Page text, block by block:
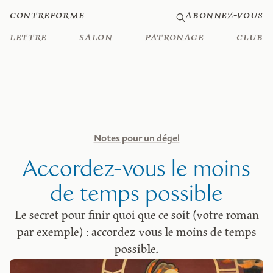
Contreforme
Lettre
Salon Patronage Club
Abonnez-vous
Notes pour un dégel
Accordez-vous le moins
de temps possible
Le secret pour finir quoi que ce soit (votre roman
par exemple) : accordez-vous le moins de temps
possible.